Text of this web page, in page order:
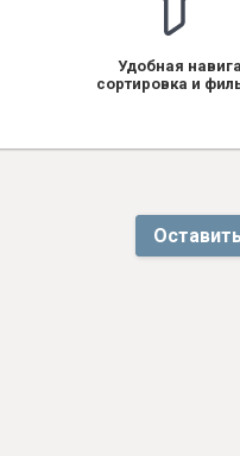
Удобная
сортировка и